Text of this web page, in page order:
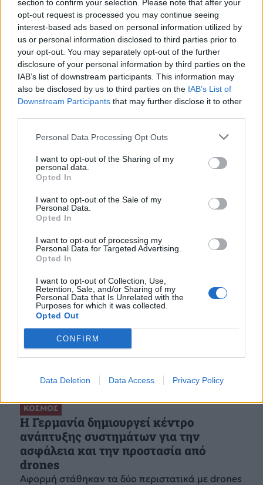
section to confirm your selection. Please note that after your
opt-out request is processed you may continue seeing
interest-based ads based on personal information utilized by
us or personal information disclosed to third parties prior to
your opt-out. You may separately opt-out of the further
disclosure of your personal information by third parties on the
IAB’s list of downstream participants. This information may
also be disclosed by us to third parties on the IAB’s List of
Downstream Participants that may further disclose it to other
Personal Data Processing Opt Outs
I want to opt-out of the Sharing of my
personal data.
Opted In
I want to opt-out of the Sale of my
Personal Data.
Opted In
I want to opt-out of processing my
Personal Data for Targeted Advertising.
Opted In
I want to opt-out of Collection, Use,
Retention, Sale, and/or Sharing of my
Personal Data that Is Unrelated with the
Purposes for which it was collected.
Opted Out
CONFIRM
Data Deletion Data Access Privacy Policy
ΣΧΕΤΙΚΑ ΑΡΘΡΑ
ΚΟΣΜΟΣ
Η Γερμανία δημιουργεί κέντρο
ανάπτυξης συστημάτων για την
ασφάλεια και την προστασία από
drones
Αφορμή στάθηκαν τα δύο περιστατικά με drones